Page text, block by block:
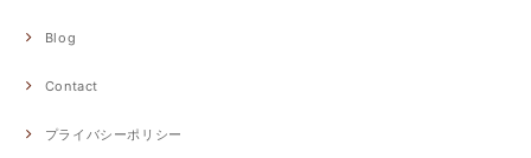
Blog
Contact
プライバシーポリシー